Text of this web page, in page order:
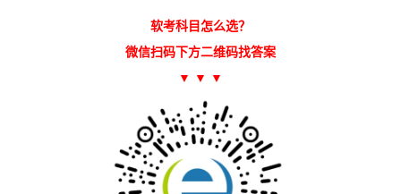
软考科目怎么选？
微信扫码下方二维码找答案
▼ ▼ ▼